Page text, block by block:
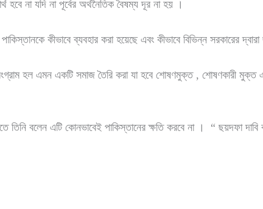
হবে না যদি না পূর্বের অর্থনৈতিক বৈষম্য দূর না হয় ।
কীভাবে ব্যবহার করা হয়েছে এবং কীভাবে বিভিন্ন সরকারের
হল এমন একটি সমাজ তৈরি করা যা হবে শোষণমুক্ত , শোষণকারী
তিনি বলেন এটি কোনভাবেই পাকিস্তানের ক্ষতি করবে না । “ ছয়দফা